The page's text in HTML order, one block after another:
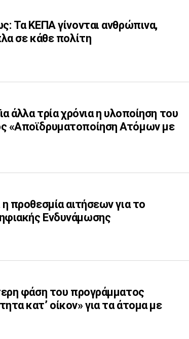
Τα ΚΕΠΑ γίνονται ανθρώπινα,
σε κάθε πολίτη
άλλα τρία χρόνια η υλοποίηση του
«Αποϊδρυματοποίηση Ατόμων με
προθεσμία αιτήσεων για το
Ενδυνάμωσης
φάση του προγράμματος
κατ’ οίκον» για τα άτομα με